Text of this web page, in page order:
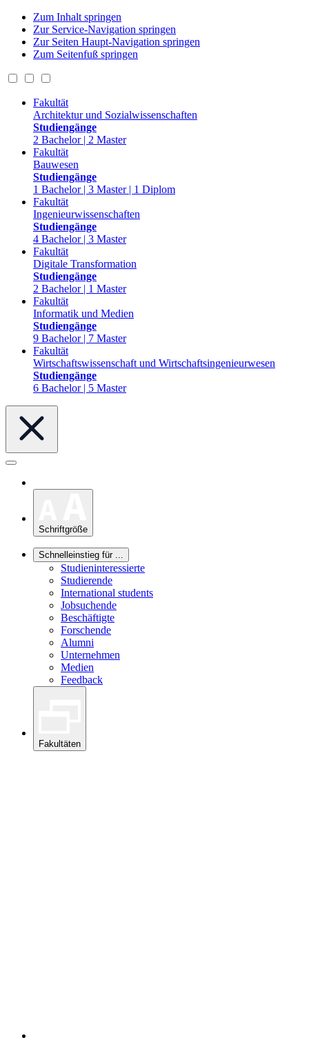
Zum Inhalt springen
Zur Service-Navigation springen
Zur Seiten Haupt-Navigation springen
Zum Seitenfuß springen
Fakultät
Architektur und Sozialwissenschaften
Studiengänge
2 Bachelor | 2 Master
Fakultät
Bauwesen
Studiengänge
1 Bachelor | 3 Master | 1 Diplom
Fakultät
Ingenieurwissenschaften
Studiengänge
4 Bachelor | 3 Master
Fakultät
Digitale Transformation
Studiengänge
2 Bachelor | 1 Master
Fakultät
Informatik und Medien
Studiengänge
9 Bachelor | 7 Master
Fakultät
Wirtschaftswissenschaft und Wirtschaftsingenieurwesen
Studiengänge
6 Bachelor | 5 Master
Schriftgröße
Schnelleinstieg für ...
Studieninteressierte
Studierende
International students
Jobsuchende
Beschäftigte
Forschende
Alumni
Unternehmen
Medien
Feedback
Fakultäten